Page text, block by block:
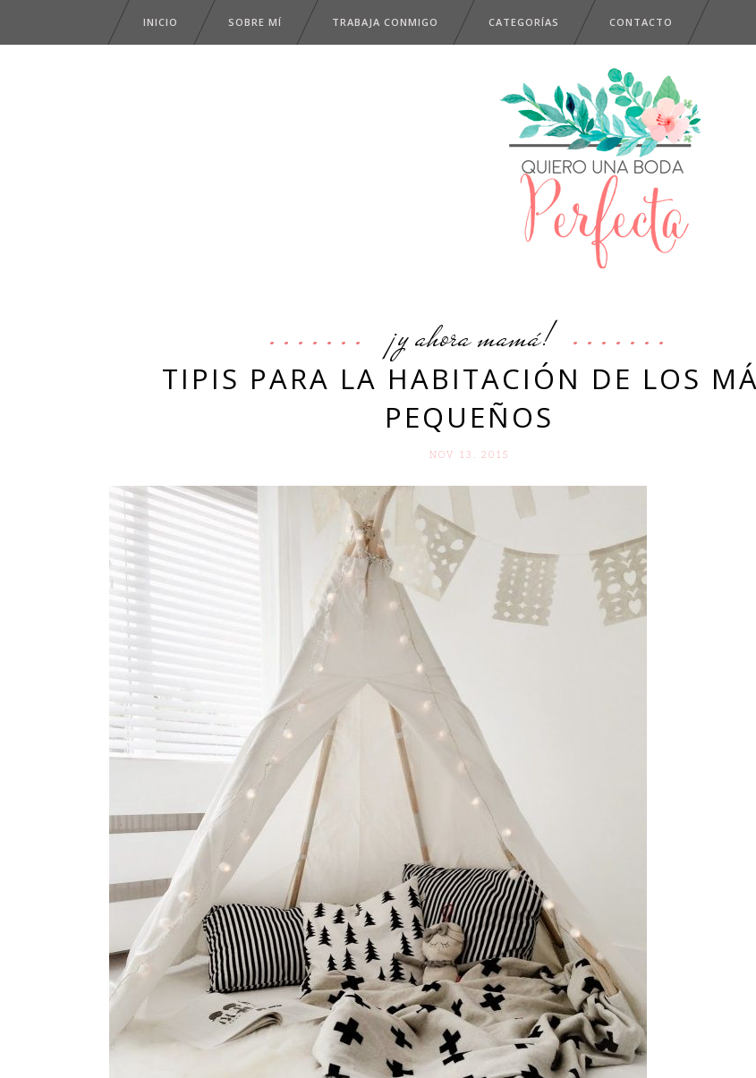
INICIO SOBRE MÍ TRABAJA CONMIGO CATEGORÍAS CONTACTO
¡y ahora mamá!
TIPIS PARA LA HABITACIÓN DE LOS
PEQUEÑOS
NOV 13. 2015